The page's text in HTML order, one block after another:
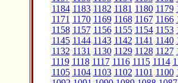
1184 1183 1182 1181 1180 1179
1171 1170 1169 1168 1167 1166
1158 1157 1156 1155 1154 1153
1145 1144 1143 1142 1141 1140
1132 1131 1130 1129 1128 1127
1119 1118 1117 1116 1115 1114
1105 1104 1103 1102 1101 1100